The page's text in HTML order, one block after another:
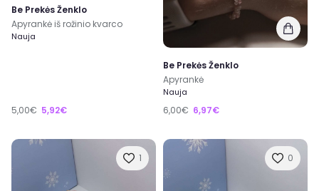
Be Prekės Ženklo
Apyrankė iš rožinio kvarco
Nauja
5,00€ 5,92€
Be Prekės Ženklo
Apyrankė
Nauja
6,00€ 6,97€
1 0